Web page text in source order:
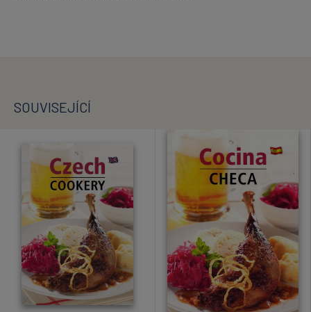
SOUVISEJÍCÍ